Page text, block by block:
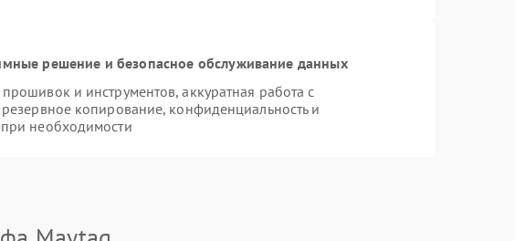
решение и безопасное обслуживание данных
и инструментов, аккуратная работа с
копирование, конфиденциальность и
необходимости